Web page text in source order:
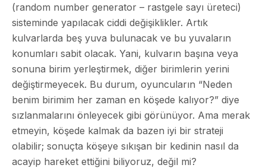
(random number generator – rastgele sayı üreteci)
sisteminde yapılacak ciddi değişiklikler. Artık
kulvarlarda beş yuva bulunacak ve bu yuvaların
konumları sabit olacak. Yani, kulvarın başına veya
sonuna birim yerleştirmek, diğer birimlerin yerini
değiştirmeyecek. Bu durum, oyuncuların “Neden
benim birimim her zaman en köşede kalıyor?” diye
sızlanmalarını önleyecek gibi görünüyor. Ama merak
etmeyin, köşede kalmak da bazen iyi bir strateji
olabilir; sonuçta köşeye sıkışan bir kedinin nasıl da
acayip hareket ettiğini biliyoruz, değil mi?